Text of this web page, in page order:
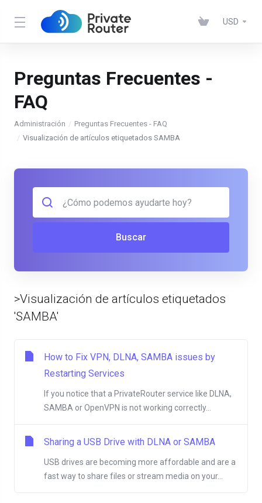
USD
Preguntas Frecuentes -
FAQ
Administración
Preguntas Frecuentes - FAQ
Visualización de artículos etiquetados SAMBA
Buscar
>Visualización de artículos etiquetados
'SAMBA'
How to Fix VPN, DLNA, SAMBA issues by
Restarting Services
If you notice that a PrivateRouter service like DLNA,
SAMBA or OpenVPN is not working correctly...
Sharing a USB Drive with DLNA or SAMBA
USB drives are becoming more affordable and are a
fast way to share files or stream media on your...